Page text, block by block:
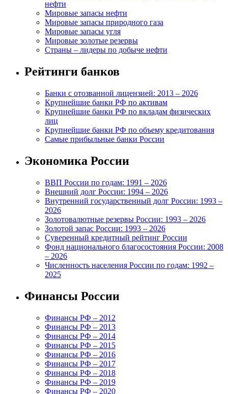
нефти
Мировые запасы нефти
Мировые запасы природного газа
Мировые запасы угля
Мировые золотые резервы
Страны – лидеры по добыче нефти
Рейтинги банков
Банки с отозванной лицензией: 2013 – 2026
Крупнейшие банки РФ по активам
Крупнейшие банки РФ по вкладам физических
лиц
Крупнейшие банки РФ по объему кредитования
Самые прибыльные банки России
Экономика России
ВВП России по годам: 1991 – 2026
Внешний долг России: 1994 – 2026
Внутренний государственный долг России: 1993 –
2026
Золотовалютные резервы России: 1993 – 2026
Золотой запас России: 1993 – 2026
Суверенный кредитный рейтинг России
Фонд национального благосостояния России: 2008
– 2026
Численность населения России по годам: 1992 –
2025
Финансы России
Финансы РФ – 2012
Финансы РФ – 2013
Финансы РФ – 2014
Финансы РФ – 2015
Финансы РФ – 2016
Финансы РФ – 2017
Финансы РФ – 2018
Финансы РФ – 2019
Финансы РФ – 2020